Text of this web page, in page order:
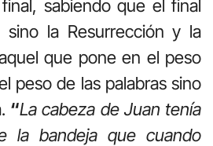
sabiendo que el final
la Resurrección y la
que pone en el peso
peso de las palabras sino
“La cabeza de Juan tenía
la bandeja que cuando